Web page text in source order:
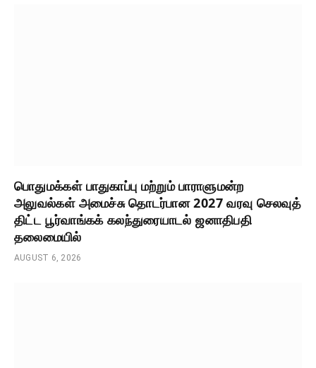
பொதுமக்கள் பாதுகாப்பு மற்றும் பாராளுமன்ற
அலுவல்கள் அமைச்சு தொடர்பான 2027 வரவு செலவுத்
திட்ட பூர்வாங்கக் கலந்துரையாடல் ஜனாதிபதி
தலைமையில்
AUGUST 6, 2026